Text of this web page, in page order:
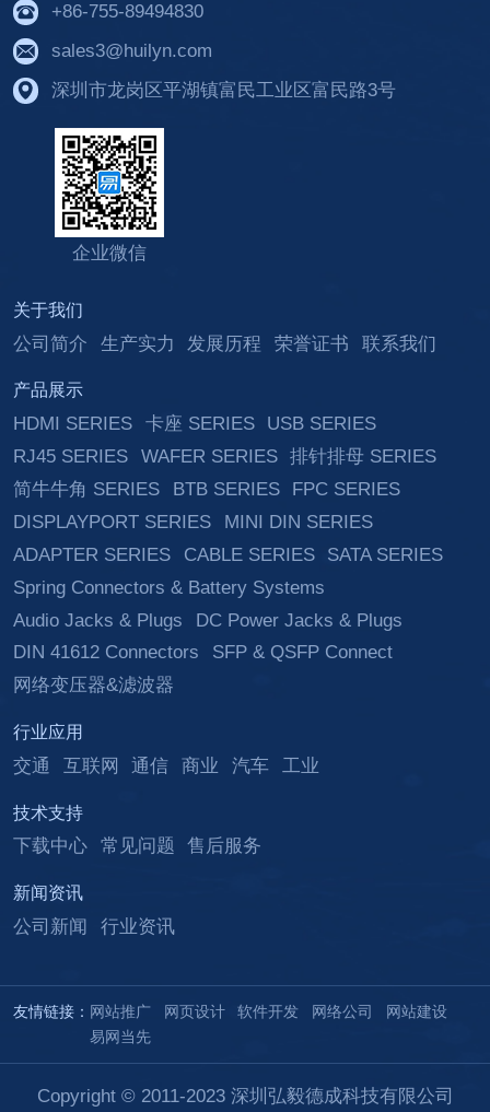
+86-755-89494830
sales3@huilyn.com
深圳市龙岗区平湖镇富民工业区富民路3号
企业微信
关于我们
公司简介 生产实力 发展历程 荣誉证书 联系我们
产品展示
HDMI SERIES 卡座 SERIES
USB SERIES
RJ45 SERIES
WAFER SERIES
排针排母 SERIES
简牛牛角 SERIES
BTB SERIES
FPC SERIES
DISPLAYPORT SERIES
MINI DIN SERIES
ADAPTER SERIES
CABLE SERIES
SATA SERIES
Spring Connectors & Battery Systems
Audio Jacks & Plugs
DC Power Jacks & Plugs
DIN 41612 Connectors
SFP & QSFP Connect
网络变压器&滤波器
行业应用
交通 互联网 通信 商业 汽车 工业
技术支持
下载中心 常见问题 售后服务
新闻资讯
公司新闻 行业资讯
友情链接： 网站推广 网页设计 软件开发 网络公司
网站建设
易网当先
Copyright © 2011-2023 深圳弘毅德成科技有限公司